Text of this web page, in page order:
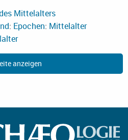
Mittelalters
: Epochen: Mittelalter
anzeigen